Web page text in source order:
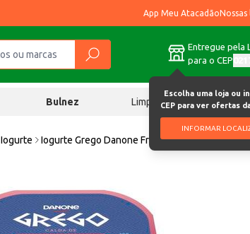
App Meu AtacadãoNossas
Entregue pela
para o CEP
Escolha uma loja ou
CEP para ver ofertas
INFORMAR
Bulnez Limpeza
Iogurte Iogurte Grego Danone Frutas Vermelhas 100g